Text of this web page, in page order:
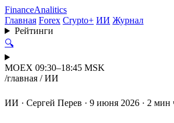
FinanceAnalitics
Главная Forex Crypto+ ИИ Журнал
Рейтинги
🔍
MOEX 09:30–18:45 MSK
/главная / ИИ
ИИ · Сергей Перев · 9 июня 2026 · 2 мин